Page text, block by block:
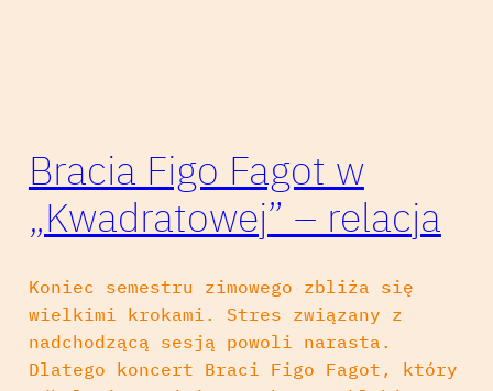
Bracia Figo Fagot w
„Kwadratowej” – relacja
Koniec semestru zimowego zbliża się
wielkimi krokami. Stres związany z
nadchodzącą sesją powoli narasta.
Dlatego koncert Braci Figo Fagot, który